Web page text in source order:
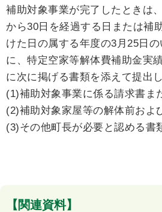
補助対象事業が完了したときは
から30日を経過する日または補
けた日の属する年度の3月25日
に、特定空家等解体費補助金実
に次に掲げる書類を添えて提出
(1)補助対象事業に係る請求書ま
(2)補助対象家屋等の解体前およ
(3)その他町長が必要と認める書
【関連資料】